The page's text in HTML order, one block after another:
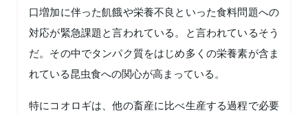
口増加に伴った飢餓や栄養不良といった食料問題への
対応が緊急課題と言われている。と言われているそう
だ。その中でタンパク質をはじめ多くの栄養素が含ま
れている昆虫食への関心が高まっている。
特にコオロギは、他の畜産に比べ生産する過程で必要